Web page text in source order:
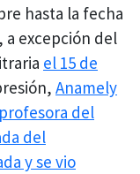
hasta la fecha
a excepción del
el 15 de
Anamely
del
del
y se vio